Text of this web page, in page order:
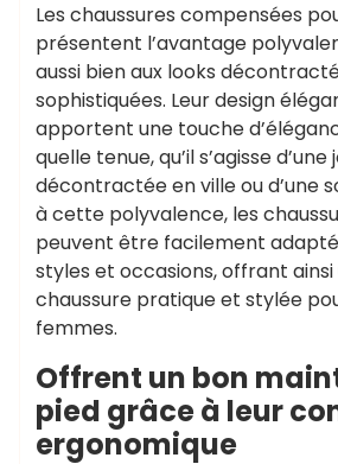
Les chaussures compensées
présentent l’avantage
aussi bien aux looks
sophistiquées. Leur design
apportent une touche
quelle tenue, qu’il s’agisse
décontractée en ville ou d’une
à cette polyvalence, les
peuvent être facilement
styles et occasions, offrant
chaussure pratique et stylée
femmes.
Offrent un bon
pied grâce à leur
ergonomique